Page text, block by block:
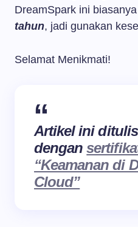
DreamSpark ini
tahun, jadi gunakan
Selamat Menikmati!
Artikel ini
dengan
“Keamanan di
Cloud”